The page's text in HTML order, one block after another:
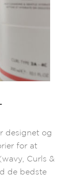
designet og
for at
Curls &
de bedste